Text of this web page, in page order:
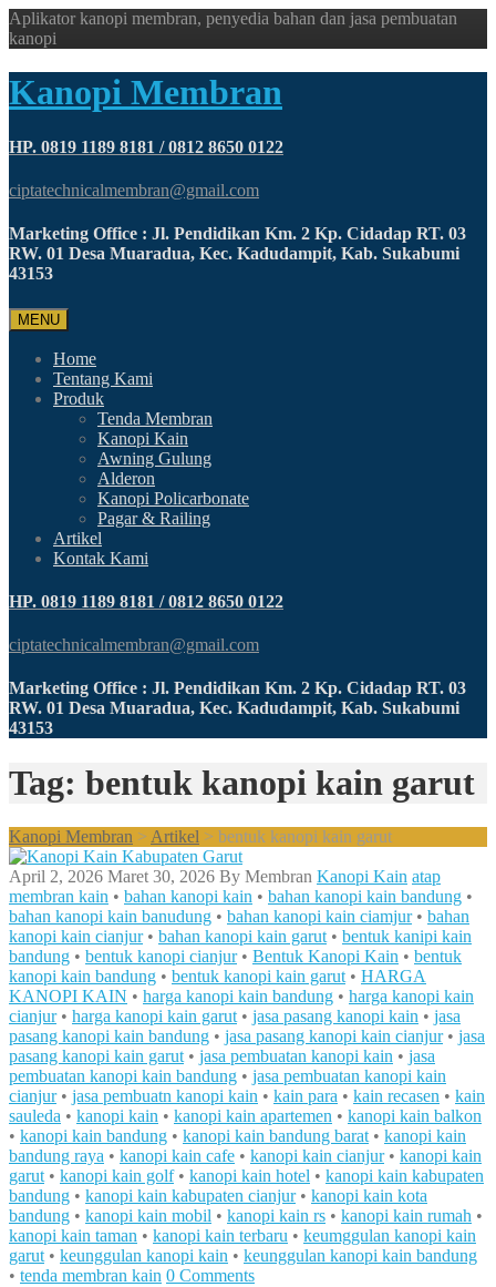
Aplikator kanopi membran, penyedia bahan dan jasa pembuatan
kanopi
Kanopi Membran
HP. 0819 1189 8181 / 0812 8650 0122
ciptatechnicalmembran@gmail.com
Marketing Office : Jl. Pendidikan Km. 2 Kp. Cidadap RT. 03
RW. 01 Desa Muaradua, Kec. Kadudampit, Kab. Sukabumi
43153
MENU
Home
Tentang Kami
Produk
Tenda Membran
Kanopi Kain
Awning Gulung
Alderon
Kanopi Policarbonate
Pagar & Railing
Artikel
Kontak Kami
HP. 0819 1189 8181 / 0812 8650 0122
ciptatechnicalmembran@gmail.com
Marketing Office : Jl. Pendidikan Km. 2 Kp. Cidadap RT. 03
RW. 01 Desa Muaradua, Kec. Kadudampit, Kab. Sukabumi
43153
Tag: bentuk kanopi kain garut
Kanopi Membran > Artikel > bentuk kanopi kain garut
April 2, 2026 Maret 30, 2026 By Membran Kanopi Kain atap
membran kain • bahan kanopi kain • bahan kanopi kain bandung •
bahan kanopi kain banudung • bahan kanopi kain ciamjur• bahan
kanopi kain cianjur• bahan kanopi kain garut • bentuk kanipi kain
bandung • bentuk kanopi cianjur• Bentuk Kanopi Kain • bentuk
kanopi kain bandung • bentuk kanopi kain garut • HARGA
KANOPI KAIN • harga kanopi kain bandung • harga kanopi kain
cianjur• harga kanopi kain garut • jasa pasang kanopi kain • jasa
pasang kanopi kain bandung • jasa pasang kanopi kain cianjur• jasa
pasang kanopi kain garut • jasa pembuatan kanopi kain • jasa
pembuatan kanopi kain bandung • jasa pembuatan kanopi kain
cianjur• jasa pembuatn kanopi kain • kain para • kain recasen • kain
sauleda • kanopi kain • kanopi kain apartemen • kanopi kain balkon
• kanopi kain bandung • kanopi kain bandung barat • kanopi kain
bandung raya • kanopi kain cafe • kanopi kain cianjur• kanopi kain
garut • kanopi kain golf• kanopi kain hotel • kanopi kain kabupaten
bandung • kanopi kain kabupaten cianjur• kanopi kain kota
bandung • kanopi kain mobil • kanopi kain rs • kanopi kain rumah •
kanopi kain taman • kanopi kain terbaru • keumggulan kanopi kain
garut • keunggulan kanopi kain • keunggulan kanopi kain bandung
• tenda membran kain 0 Comments